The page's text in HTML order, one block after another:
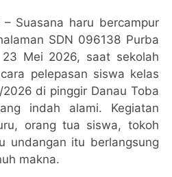
Suasana haru bercampur
SDN 096138 Purba
Mei 2026, saat sekolah
pelepasan siswa kelas
di pinggir Danau Toba
indah alami. Kegiatan
orang tua siswa, tokoh
undangan itu berlangsung
makna.